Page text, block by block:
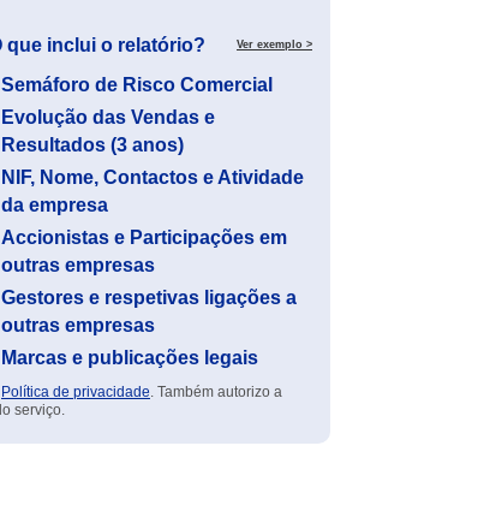
que inclui o relatório? Ver exemplo >
Semáforo de Risco Comercial
Evolução das Vendas e
Resultados (3 anos)
NIF, Nome, Contactos e Atividade
da empresa
Accionistas e Participações em
outras empresas
Gestores e respetivas ligações a
outras empresas
Marcas e publicações legais
Política de privacidade. Também autorizo a
serviço.